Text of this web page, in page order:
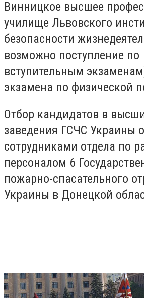
Винницкое высшее
училище Львовского
безопасности
возможно поступление по
вступительным
экзамена по физической
Отбор кандидатов в
заведения ГСЧС Украины
сотрудниками отдела по
персоналом 6
пожарно-спасательного
Украины в Донецкой